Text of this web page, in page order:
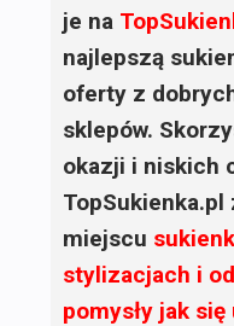
je na
najlepszą
oferty z
sklepów.
okazji i niskich
miejscu
stylizacjach i
pomysły jak